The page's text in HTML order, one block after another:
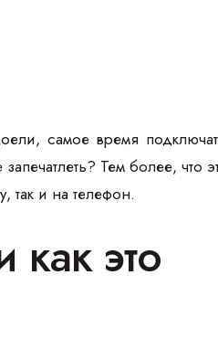
самое время
Тем более, что
так и на телефон.
это